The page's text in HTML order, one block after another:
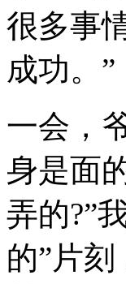
很多事
成功。”
一会，
身是面
弄的?”
的”片